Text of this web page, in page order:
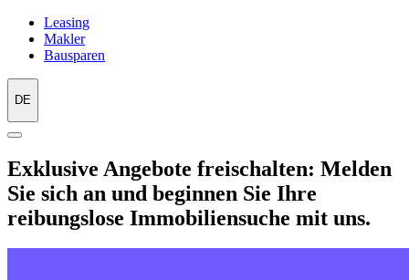
Leasing
Makler
Bausparen
DE
Exklusive Angebote freischalten: Melden
Sie sich an und beginnen Sie Ihre
reibungslose Immobiliensuche mit uns.